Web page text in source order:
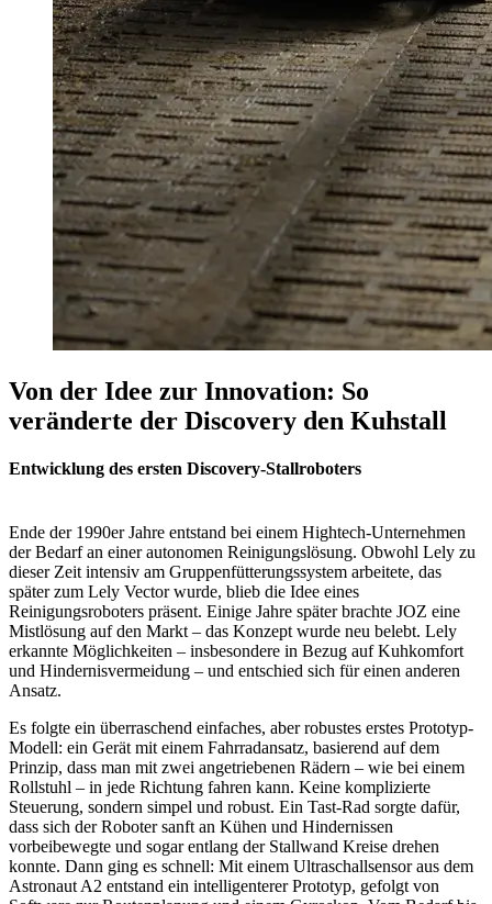
Von der Idee zur Innovation: So
veränderte der Discovery den Kuhstall
Entwicklung des ersten Discovery-Stallroboters
Ende der 1990er Jahre entstand bei einem Hightech-Unternehmen
der Bedarf an einer autonomen Reinigungslösung. Obwohl Lely zu
dieser Zeit intensiv am Gruppenfütterungssystem arbeitete, das
später zum Lely Vector wurde, blieb die Idee eines
Reinigungsroboters präsent. Einige Jahre später brachte JOZ eine
Mistlösung auf den Markt – das Konzept wurde neu belebt. Lely
erkannte Möglichkeiten – insbesondere in Bezug auf Kuhkomfort
und Hindernisvermeidung – und entschied sich für einen anderen
Ansatz.
Es folgte ein überraschend einfaches, aber robustes erstes Prototyp-
Modell: ein Gerät mit einem Fahrradansatz, basierend auf dem
Prinzip, dass man mit zwei angetriebenen Rädern – wie bei einem
Rollstuhl – in jede Richtung fahren kann. Keine komplizierte
Steuerung, sondern simpel und robust. Ein Tast-Rad sorgte dafür,
dass sich der Roboter sanft an Kühen und Hindernissen
vorbeibewegte und sogar entlang der Stallwand Kreise drehen
konnte. Dann ging es schnell: Mit einem Ultraschallsensor aus dem
Astronaut A2 entstand ein intelligenterer Prototyp, gefolgt von